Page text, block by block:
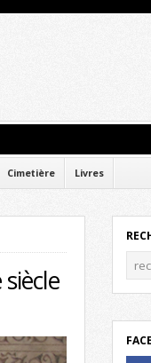
Cimetière Livres